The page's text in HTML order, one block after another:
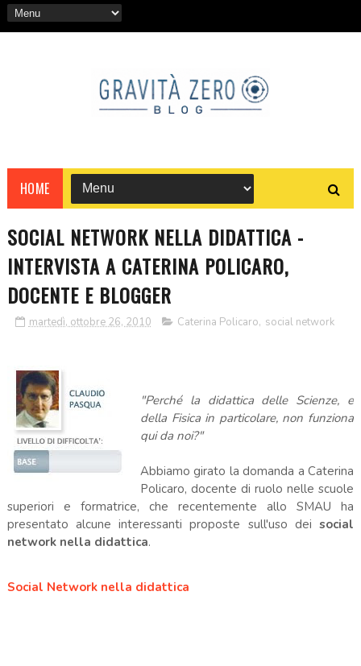
HOME
SOCIAL NETWORK NELLA DIDATTICA -
INTERVISTA A CATERINA POLICARO,
DOCENTE E BLOGGER
martedì, ottobre 26, 2010 Caterina Policaro, social network
"Perché la didattica delle Scienze, e
della Fisica in particolare, non funziona
qui da noi?"
Abbiamo girato la domanda a Caterina
Policaro, docente di ruolo nelle scuole
superiori e formatrice, che recentemente allo SMAU ha
presentato alcune interessanti proposte sull'uso deisocial
network nella didattica.
Social Network nella didattica